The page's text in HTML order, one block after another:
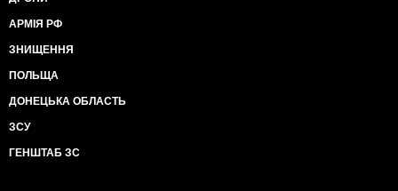
АРМІЯ РФ
ЗНИЩЕННЯ
ПОЛЬЩА
ДОНЕЦЬКА ОБЛАСТЬ
ЗСУ
ГЕНШТАБ ЗС